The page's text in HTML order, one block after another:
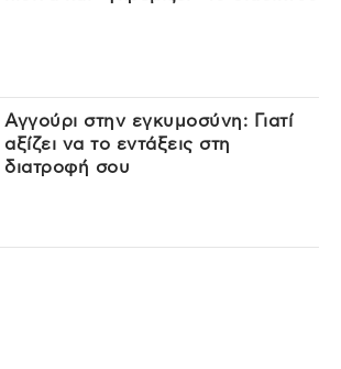
Αγγούρι στην εγκυμοσύνη: Γιατί
αξίζει να το εντάξεις στη
διατροφή σου